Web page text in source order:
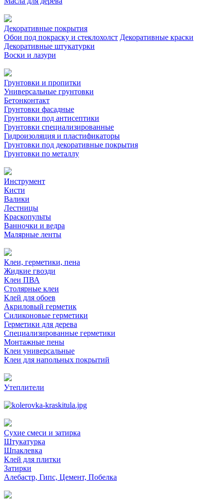
Декоративные покрытия
Обои под покраску и стеклохолст Декоративные краски
Декоративные штукатурки
Воски и лазури
Грунтовки и пропитки
Универсальные грунтовки
Бетонконтакт
Грунтовки фасадные
Грунтовки под антисептики
Грунтовки специализированные
Гидроизоляция и пластификаторы
Грунтовки под декоративные покрытия
Грунтовки по металлу
Инструмент
Кисти
Валики
Лестницы
Краскопульты
Ванночки и ведра
Малярные ленты
Клеи, герметики, пена
Жидкие гвозди
Клеи ПВА
Столярные клеи
Клей для обоев
Акриловый герметик
Силиконовые герметики
Герметики для дерева
Специализированные герметики
Монтажные пены
Клеи универсальные
Клеи для напольных покрытий
Утеплители
Сухие смеси и затирка
Штукатурка
Шпаклевка
Клей для плитки
Затирки
Алебастр, Гипс, Цемент, Побелка